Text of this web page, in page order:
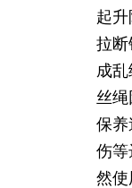
起
拉断
成
丝
保养
伤等
然使